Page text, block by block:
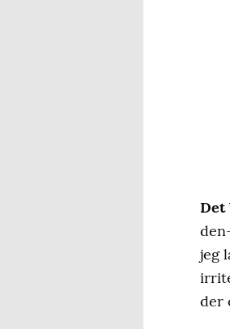
Det
jeg
der